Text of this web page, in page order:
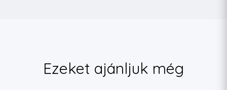
Ezeket ajánljuk még